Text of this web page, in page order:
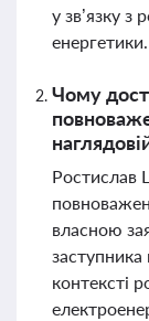
у зв’язку з
енергетики.
Чому
Ростислав
власною
контексті